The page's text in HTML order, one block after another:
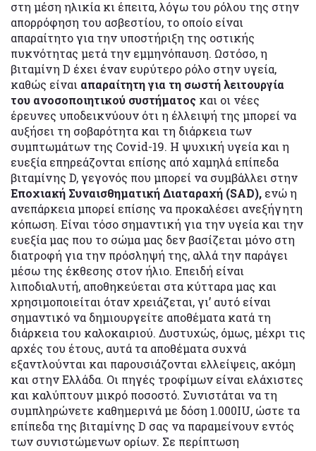
στη μέση ηλικία κι έπειτα, λόγω του ρόλου της στην
απορρόφηση του ασβεστίου, το οποίο είναι
απαραίτητο για την υποστήριξη της οστικής
πυκνότητας μετά την εμμηνόπαυση. Ωστόσο, η
βιταμίνη D έχει έναν ευρύτερο ρόλο στην υγεία,
καθώς είναι απαραίτητη για τη σωστή λειτουργία
του ανοσοποιητικού συστήματος και οι νέες
έρευνες υποδεικνύουν ότι η έλλειψή της μπορεί να
αυξήσει τη σοβαρότητα και τη διάρκεια των
συμπτωμάτων της Covid-19. Η ψυχική υγεία και η
ευεξία επηρεάζονται επίσης από χαμηλά επίπεδα
βιταμίνης D, γεγονός που μπορεί να συμβάλλει στην
Εποχιακή Συναισθηματική Διαταραχή (SAD), ενώ η
ανεπάρκεια μπορεί επίσης να προκαλέσει ανεξήγητη
κόπωση. Είναι τόσο σημαντική για την υγεία και την
ευεξία μας που το σώμα μας δεν βασίζεται μόνο στη
διατροφή για την πρόσληψή της, αλλά την παράγει
μέσω της έκθεσης στον ήλιο. Επειδή είναι
λιποδιαλυτή, αποθηκεύεται στα κύτταρα μας και
χρησιμοποιείται όταν χρειάζεται, γι’ αυτό είναι
σημαντικό να δημιουργείτε αποθέματα κατά τη
διάρκεια του καλοκαιριού. Δυστυχώς, όμως, μέχρι τις
αρχές του έτους, αυτά τα αποθέματα συχνά
εξαντλούνται και παρουσιάζονται ελλείψεις, ακόμη
και στην Ελλάδα. Οι πηγές τροφίμων είναι ελάχιστες
και καλύπτουν μικρό ποσοστό. Συνιστάται να τη
συμπληρώνετε καθημερινά με δόση 1.000IU, ώστε τα
επίπεδα της βιταμίνης D σας να παραμείνουν εντός
των συνιστώμενων ορίων. Σε περίπτωση